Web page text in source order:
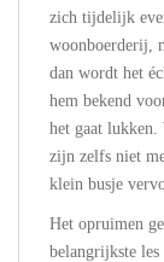
zich tijdelijk
woonboerderij,
dan wordt het
hem bekend
het gaat lukken.
zijn zelfs niet
klein busje
Het opruimen
belangrijkste